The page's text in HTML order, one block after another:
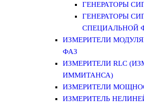
ГЕНЕРАТОРЫ
ГЕНЕРАТОРЫ
СПЕЦИАЛЬНОЙ
ИЗМЕРИТЕЛИ
ФАЗ
ИЗМЕРИТЕЛИ RLC
ИММИТАНСА)
ИЗМЕРИТЕЛИ
ИЗМЕРИТЕЛЬ